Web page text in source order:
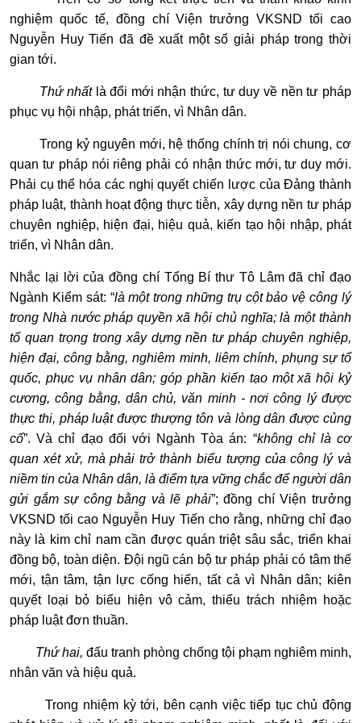
nghiệm quốc tế, đồng chí Viện trưởng VKSND tối cao
Nguyễn Huy Tiến đã đề xuất một số giải pháp trong thời
gian tới.
Thứ nhấtlà đổi mới nhận thức, tư duy về nền tư pháp
phục vụ hội nhập, phát triển, vì Nhân dân.
Trong kỷ nguyên mới, hệ thống chính trị nói chung, cơ
quan tư pháp nói riêng phải có nhận thức mới, tư duy mới.
Phải cụ thể hóa các nghị quyết chiến lược của Đảng thành
pháp luật, thành hoạt động thực tiễn, xây dựng nền tư pháp
chuyên nghiệp, hiện đại, hiệu quả, kiến tạo hội nhập, phát
triển, vì Nhân dân.
Nhắc lại lời của đồng chí Tổng Bí thư Tô Lâm đã chỉ đạo
Ngành Kiểm sát: “là một trong những trụ cột bảo vệ công lý
trong Nhà nước pháp quyền xã hội chủ nghĩa; là một thành
tố quan trọng trong xây dựng nền tư pháp chuyên nghiệp,
hiện đại, công bằng, nghiêm minh, liêm chính, phụng sự tổ
quốc, phục vụ nhân dân; góp phần kiến tạo một xã hội kỷ
cương, công bằng, dân chủ, văn minh - nơi công lý được
thực thi, pháp luật được thượng tôn và lòng dân được củng
cố”. Và chỉ đạo đối với Ngành Tòa án: “không chỉ là cơ
quan xét xử, mà phải trở thành biểu tượng của công lý và
niềm tin của Nhân dân, là điểm tựa vững chắc để người dân
gửi gắm sự công bằng và lẽ phải”; đồng chí Viện trưởng
VKSND tối cao Nguyễn Huy Tiến cho rằng, những chỉ đạo
này là kim chỉ nam cần được quán triệt sâu sắc, triển khai
đồng bộ, toàn diện. Đội ngũ cán bộ tư pháp phải có tâm thế
mới, tận tâm, tận lực cống hiến, tất cả vì Nhân dân; kiên
quyết loại bỏ biểu hiện vô cảm, thiếu trách nhiệm hoặc
pháp luật đơn thuần.
Thứ hai, đấu tranh phòng chống tội phạm nghiêm minh,
nhân văn và hiệu quả.
Trong nhiệm kỳ tới, bên cạnh việc tiếp tục chủ động